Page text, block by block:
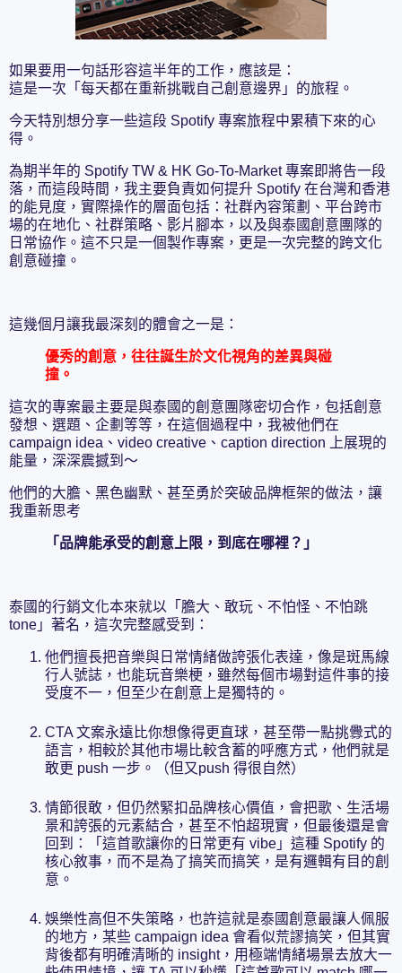
如果要用一句話形容這半年的工作，應該是：
這是一次「每天都在重新挑戰自己創意邊界」的旅程。
今天特別想分享一些這段 Spotify 專案旅程中累積下來的心
得。
為期半年的 Spotify TW & HK Go-To-Market 專案即將告一段
落，而這段時間，我主要負責如何提升 Spotify 在台灣和香港
的能見度，實際操作的層面包括：社群內容策劃、平台跨市
場的在地化、社群策略、影片腳本，以及與泰國創意團隊的
日常協作。這不只是一個製作專案，更是一次完整的跨文化
創意碰撞。
這幾個月讓我最深刻的體會之一是：
優秀的創意，往往誕生於文化視角的差異與碰
撞。
這次的專案最主要是與泰國的創意團隊密切合作，包括創意
發想、選題、企劃等等，在這個過程中，我被他們在
campaign idea、video creative、caption direction 上展現的
能量，深深震撼到～
他們的大膽、黑色幽默、甚至勇於突破品牌框架的做法，讓
我重新思考
「品牌能承受的創意上限，到底在哪裡？」
泰國的行銷文化本來就以「膽大、敢玩、不怕怪、不怕跳
tone」著名，這次完整感受到：
他們擅長把音樂與日常情緒做誇張化表達，像是斑馬線
行人號誌，也能玩音樂梗，雖然每個市場對這件事的接
受度不一，但至少在創意上是獨特的。
CTA 文案永遠比你想像得更直球，甚至帶一點挑釁式的
語言，相較於其他市場比較含蓄的呼應方式，他們就是
敢更 push 一步。（但又push 得很自然）
情節很敢，但仍然緊扣品牌核心價值，會把歌、生活場
景和誇張的元素結合，甚至不怕超現實，但最後還是會
回到：「這首歌讓你的日常更有 vibe」這種 Spotify 的
核心敘事，而不是為了搞笑而搞笑，是有邏輯有目的創
意。
娛樂性高但不失策略，也許這就是泰國創意最讓人佩服
的地方，某些 campaign idea 會看似荒謬搞笑，但其實
背後都有明確清晰的 insight，用極端情緒場景去放大一